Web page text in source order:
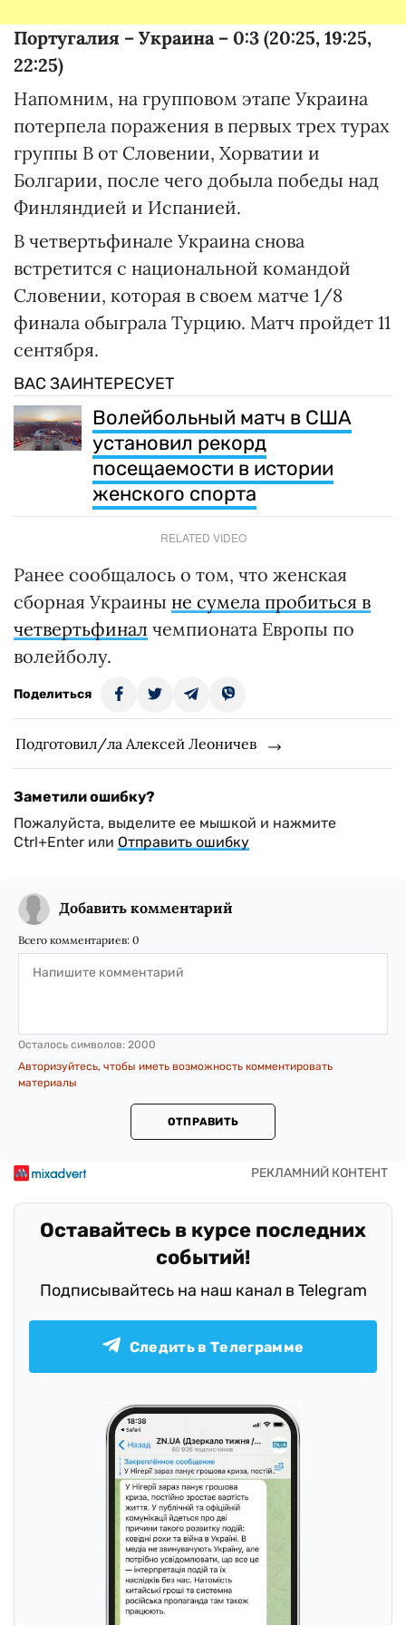
Португалия – Украина – 0:3 (20:25, 19:25,
22:25)
Напомним, на групповом этапе Украина
потерпела поражения в первых трех турах
группы B от Словении, Хорватии и
Болгарии, после чего добыла победы над
Финляндией и Испанией.
В четвертьфинале Украина снова
встретится с национальной командой
Словении, которая в своем матче 1/8
финала обыграла Турцию. Матч пройдет 11
сентября.
ВАС ЗАИНТЕРЕСУЕТ
Волейбольный матч в США
установил рекорд
посещаемости в истории
женского спорта
RELATED VIDEO
Ранее сообщалось о том, что женская
сборная Украины не сумела пробиться в
четвертьфинал чемпионата Европы по
волейболу.
Поделиться
Подготовил/ла Алексей Леоничев
Заметили ошибку?
Пожалуйста, выделите ее мышкой и нажмите
Ctrl+Enter или Отправить ошибку
Добавить комментарий
Всего комментариев: 0
Осталось символов: 2000
Авторизуйтесь, чтобы иметь возможность комментировать
материалы
ОТПРАВИТЬ
Оставайтесь в курсе последних
событий!
Подписывайтесь на наш канал в Telegram
Следить в Телеграмме